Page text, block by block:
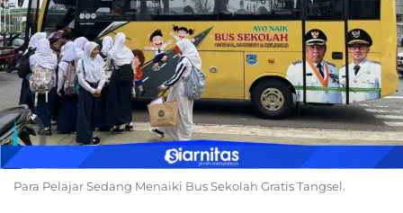
Para Pelajar Sedang Menaiki Bus Sekolah Gratis Tangsel.